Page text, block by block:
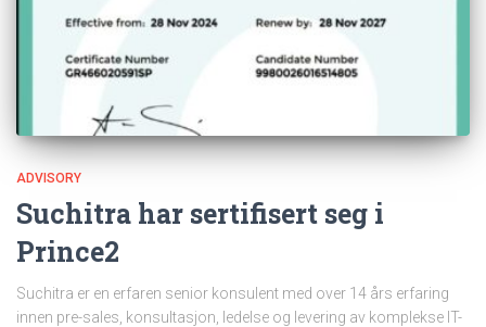
ADVISORY
Suchitra har sertifisert seg i
Prince2
Suchitra er en erfaren senior konsulent med over 14 års erfaring
innen pre-sales, konsultasjon, ledelse og levering av komplekse IT-